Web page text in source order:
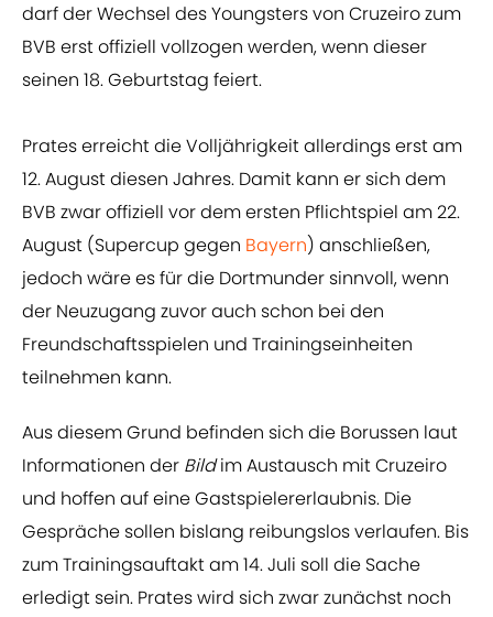
darf der Wechsel des Youngsters von Cruzeiro zum
BVB erst offiziell vollzogen werden, wenn dieser
seinen 18. Geburtstag feiert.
Prates erreicht die Volljährigkeit allerdings erst am
12. August diesen Jahres. Damit kann er sich dem
BVB zwar offiziell vor dem ersten Pflichtspiel am 22.
August (Supercup gegen Bayern) anschließen,
jedoch wäre es für die Dortmunder sinnvoll, wenn
der Neuzugang zuvor auch schon bei den
Freundschaftsspielen und Trainingseinheiten
teilnehmen kann.
Aus diesem Grund befinden sich die Borussen laut
Informationen der Bildim Austausch mit Cruzeiro
und hoffen auf eine Gastspielererlaubnis. Die
Gespräche sollen bislang reibungslos verlaufen. Bis
zum Trainingsauftakt am 14. Juli soll die Sache
erledigt sein. Prates wird sich zwar zunächst noch